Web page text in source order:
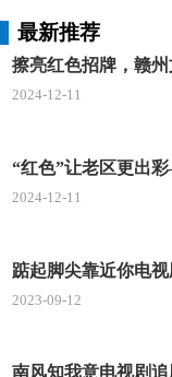
最新推荐
擦亮红色招牌，赣
2024-12-11
2024-12-11
2023-09-12